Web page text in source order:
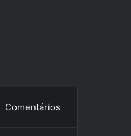
Comentários